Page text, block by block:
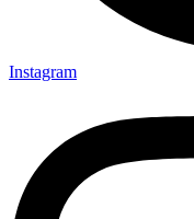
Instagram